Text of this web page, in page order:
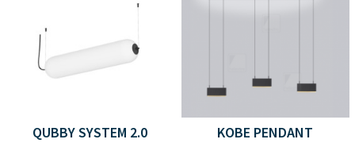
QUBBY SYSTEM 2.0
KOBE PENDANT